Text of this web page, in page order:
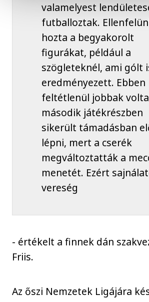
valamelyest
futballoztak.
hozta a begyakorolt
figurákat, például a
szögleteknél, ami gólt
eredményezett. Ebben
feltétlenül jobbak
második játékrészben
sikerült támadásban
lépni, mert a cserék
megváltoztatták a
menetét. Ezért
vereség
- értékelt a finnek dán
Friis.
Az őszi Nemzetek Ligájára